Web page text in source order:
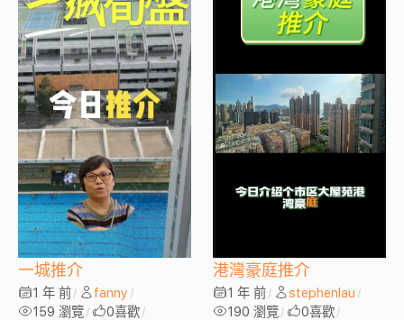
一城推介
1 年 前 / fanny /
159 瀏覽 / 0喜歡 /
港灣豪庭推介
1 年 前 / stephenlau /
190 瀏覽 / 0喜歡 /